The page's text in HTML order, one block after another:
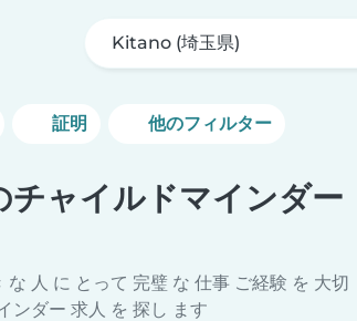
Kitano (埼玉県)
証明 他のフィルター
ャイルドマインダー
人 に とって 完璧 な 仕事 ご経験 を 大切
ンダー 求人 を 探し ます